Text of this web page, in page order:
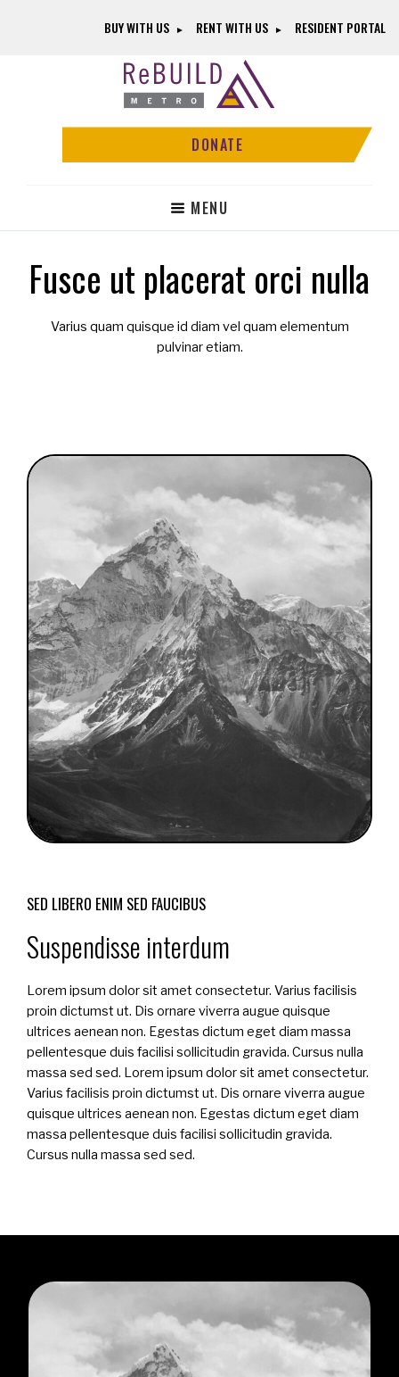
BUY WITH US RENT WITH US RESIDENT PORTAL
Revitalization
Displacement
DONATE
MENU
Fusce ut placerat orci nulla
Varius quam quisque id diam vel quam elementum
pulvinar etiam.
SED LIBERO ENIM SED FAUCIBUS
Suspendisse interdum
Lorem ipsum dolor sit amet consectetur. Varius facilisis
proin dictumst ut. Dis ornare viverra augue quisque
ultrices aenean non. Egestas dictum eget diam massa
pellentesque duis facilisi sollicitudin gravida. Cursus nulla
massa sed sed. Lorem ipsum dolor sit amet consectetur.
Varius facilisis proin dictumst ut. Dis ornare viverra augue
quisque ultrices aenean non. Egestas dictum eget diam
massa pellentesque duis facilisi sollicitudin gravida.
Cursus nulla massa sed sed.